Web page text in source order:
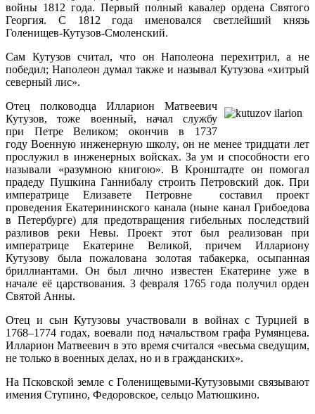
войны 1812 года. Первый полный кавалер ордена Святого
Георгия. С 1812 года именовался светлейший князь
Голенищев-Кутузов-Смоленский.
Сам Кутузов считал, что он Наполеона перехитрил, а не
победил; Наполеон думал также и называл Кутузова «хитрый
северный лис».
Отец полководца Илларион Матвеевич
Кутузов, тоже военный, начал службу
при Петре Великом; окончив в 1737
году Военную инженерную школу, он не менее тридцати лет
прослужил в инженерных войсках. За ум и способности его
называли «разумною книгою». В Кронштадте он помогал
прадеду Пушкина Ганнибалу строить Петровский док. При
императрице Елизавете Петровне составил проект
проведения Екатерининского канала (ныне канал Грибоедова
в Петербурге) для предотвращения гибельных последствий
разливов реки Невы. Проект этот был реализован при
императрице Екатерине Великой, причем Иллариону
Кутузову была пожалована золотая табакерка, осыпанная
бриллиантами. Он был лично известен Екатерине уже в
начале её царствования. 3 февраля 1765 года получил орден
Святой Анны.
Отец и сын Кутузовы участвовали в войнах с Турцией в
1768–1774 годах, воевали под начальством графа Румянцева.
Илларион Матвеевич в это время считался «весьма сведущим,
не только в военных делах, но и в гражданских».
На Псковской земле с Голенищевыми-Кутузовыми связывают
имения Ступино, Федоровское, сельцо Матюшкино.